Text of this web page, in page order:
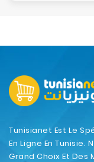
Tunisianet Est Le
En Ligne En Tunisie.
Grand Choix Et Des